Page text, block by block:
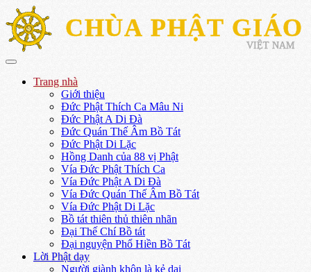
CHÙA PHẬT GIÁO
VIỆT NAM
Trang nhà
Giới thiệu
Đức Phật Thích Ca Mâu Ni
Đức Phật A Di Đà
Đức Quán Thế Âm Bồ Tát
Đức Phật Di Lặc
Hồng Danh của 88 vị Phật
Vía Đức Phật Thích Ca
Vía Đức Phật A Di Đà
Vía Đức Quán Thế Âm Bồ Tát
Vía Đức Phật Di Lặc
Bồ tát thiên thủ thiên nhãn
Đại Thế Chí Bồ tát
Đại nguyện Phổ Hiền Bồ Tát
Lời Phật dạy
Người giành khôn là kẻ dại